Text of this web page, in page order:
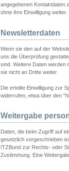
angegebenen Kontaktdaten
ohne ihre Einwilligung weiter.
Newsletterdaten
Wenn sie den auf der
uns die Überprüfung
sind. Weitere Daten werden
sie nicht an Dritte weiter.
Die erteilte Einwilligung zur
widerrufen, etwa über den
Weitergabe
Daten, die beim Zugriff auf
gesetzlich vorgeschrieben
ITZBund zur Rechts- oder
Zustimmung. Eine